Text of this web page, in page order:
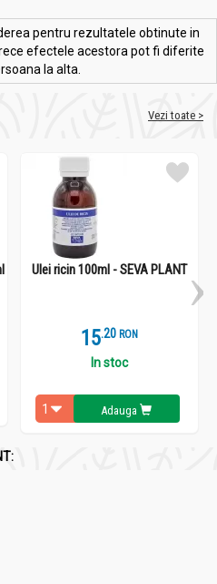
pentru rezultatele obtinute in
efectele acestora pot fi diferite
la alta.
Vezi toate >
Ulei ricin 100ml - SEVA PLANT
15.2 RON
In stoc
Adauga